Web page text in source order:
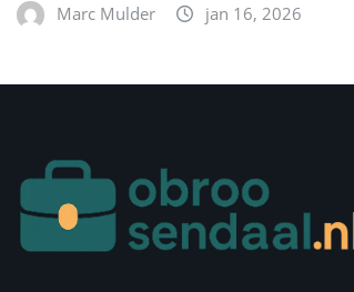
Marc Mulder jan 16, 2026